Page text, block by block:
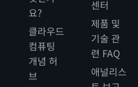
요?
클라우드
컴퓨팅
개념 허
브
센터
제품 및
기술 관
련 FAQ
애널리스